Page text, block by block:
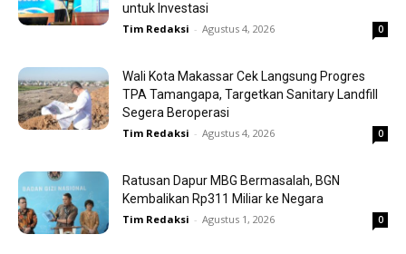
untuk Investasi
Tim Redaksi - Agustus 4, 2026 0
Wali Kota Makassar Cek Langsung Progres
TPA Tamangapa, Targetkan Sanitary Landfill
Segera Beroperasi
Tim Redaksi - Agustus 4, 2026 0
Ratusan Dapur MBG Bermasalah, BGN
Kembalikan Rp311 Miliar ke Negara
Tim Redaksi - Agustus 1, 2026 0